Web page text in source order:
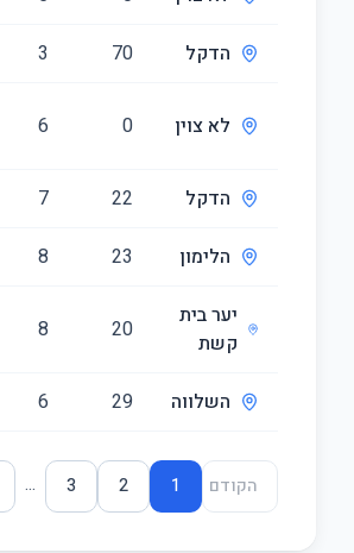
הדקל 70
3
לא צוין 0
6
הדקל 22
7
הלימון 23
8
יער בית
קשת
20
8
השלווה 29
6
הקודם 1
2
3
...